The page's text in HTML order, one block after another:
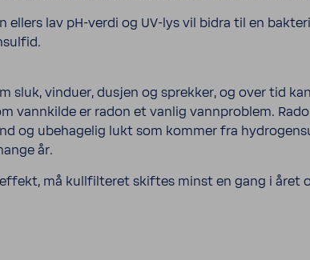
lav pH-verdi og UV-lys vil bidra til en
sluk, vinduer, dusjen og sprekker, og over tid
vannkilde er radon et vanlig vannproblem.
og ubehagelig lukt som kommer fra
år.
må kullfilteret skiftes minst en gang i året